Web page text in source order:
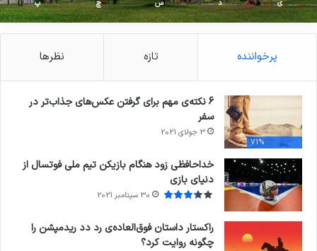
ی د س چ پ
پرخواننده تازه نظرها
71%
6 نکته‌ی مهم برای گرفتن عکس‌های جذاب‌تر در
سفر
3 جولای 2021
خداحافظی زود هنگام بازیکن تیم ملی فوتسال از
دنیای بازی
30 سپتامبر 2021
راکستار داستان فوق‌العاده‌ی رد دد ریدمپشن را
چگونه روایت کرد؟